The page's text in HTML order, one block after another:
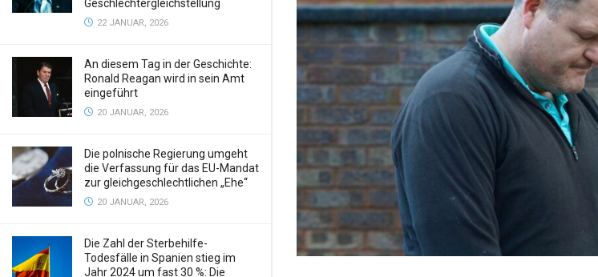
Geschlechtergleichstellung
22 JANUAR, 2026
An diesem Tag in der Geschichte:
Ronald Reagan wird in sein Amt
eingeführt
20 JANUAR, 2026
Die polnische Regierung umgeht
die Verfassung für das EU-Mandat
zur gleichgeschlechtlichen „Ehe“
20 JANUAR, 2026
Die Zahl der Sterbehilfe-
Todesfälle in Spanien stieg im
Jahr 2024 um fast 30 %: Die